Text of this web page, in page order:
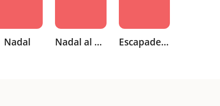
Nadal Nadal al sud de França Escapades de Nadal a Europa